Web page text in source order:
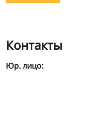
Контакты
Юр. лицо: